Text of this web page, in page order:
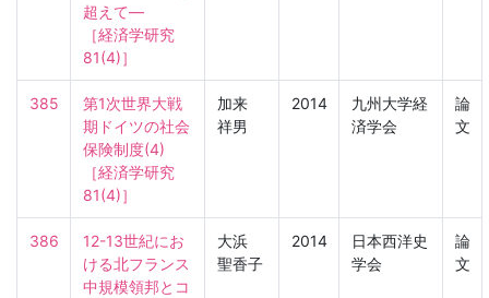
超えて―
［経済学研究
81(4)］
385
第1次世界大戦
期ドイツの社会
保険制度(4)
［経済学研究
81(4)］
加来
祥男
2014
九州大学経
済学会
論
文
386
12-13世紀にお
ける北フランス
中規模領邦とコ
大浜
聖香子
2014
日本西洋史
学会
論
文